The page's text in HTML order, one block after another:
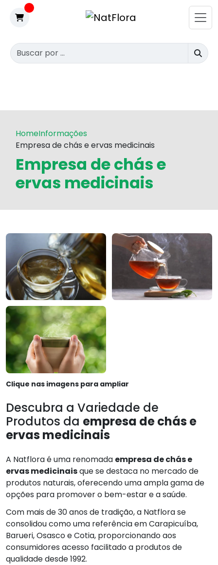
HomeInformações
Empresa de chás e ervas medicinais
Empresa de chás e
ervas medicinais
Clique nas imagens para ampliar
Descubra a Variedade de
Produtos da empresa de chás e
ervas medicinais
A Natflora é uma renomada empresa de chás e
ervas medicinaisque se destaca no mercado de
produtos naturais, oferecendo uma ampla gama de
opções para promover o bem-estar e a saúde.
Com mais de 30 anos de tradição, a Natflora se
consolidou como uma referência em Carapicuíba,
Barueri, Osasco e Cotia, proporcionando aos
consumidores acesso facilitado a produtos de
qualidade desde 1992.